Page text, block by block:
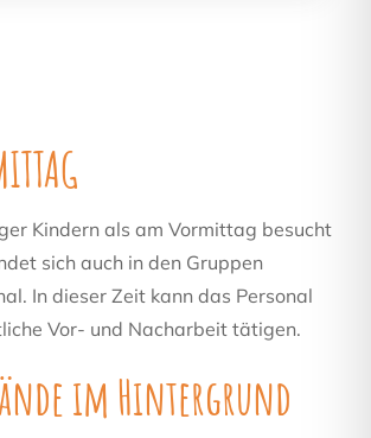
Kindern als am Vormittag besucht
sich auch in den Gruppen
In dieser Zeit kann das Personal
Vor- und Nacharbeit tätigen.
im Hintergrund